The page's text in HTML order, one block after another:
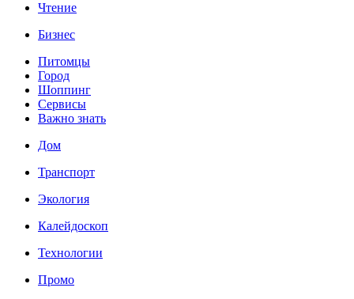
Чтение
Бизнес
Питомцы
Город
Шоппинг
Сервисы
Важно знать
Дом
Транспорт
Экология
Калейдоскоп
Технологии
Промо